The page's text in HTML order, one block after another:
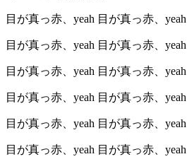
目が真っ赤、yeah 目が真っ赤、yeah
目が真っ赤、yeah 目が真っ赤、yeah
目が真っ赤、yeah 目が真っ赤、yeah
目が真っ赤、yeah 目が真っ赤、yeah
目が真っ赤、yeah 目が真っ赤、yeah
目が真っ赤、yeah 目が真っ赤、yeah